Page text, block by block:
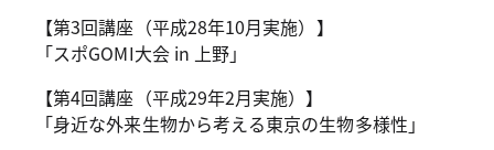
【第3回講座（平成28年10月実施）】
「スポGOMI大会 in 上野」
【第4回講座（平成29年2月実施）】
「身近な外来生物から考える東京の生物多様性」